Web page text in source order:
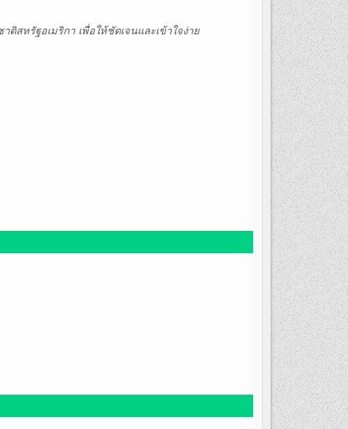
สหรัฐอเมริกา เพื่อให้ชัดเจนและเข้าใจง่าย